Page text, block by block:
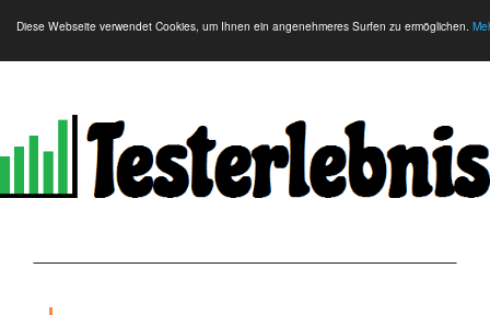
Diese Webseite verwendet Cookies, um Ihnen ein angenehmeres Surfen zu ermöglichen.